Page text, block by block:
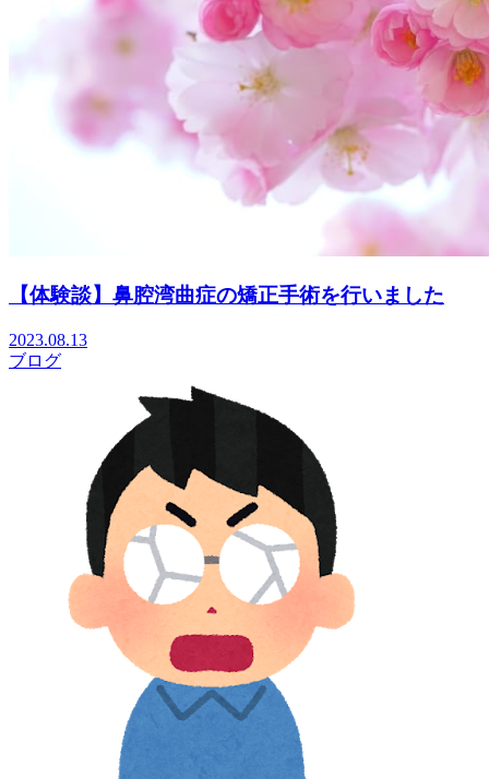
【体験談】鼻腔湾曲症の矯正手術を行いました
2023.08.13
ブログ